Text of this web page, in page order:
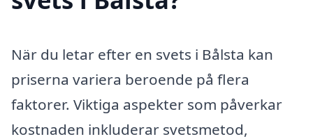
När du letar efter en svets i Bålsta kan
priserna variera beroende på flera
faktorer. Viktiga aspekter som påverkar
kostnaden inkluderar svetsmetod,